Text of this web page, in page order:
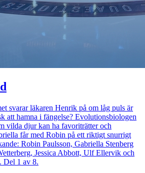
svarar läkaren Henrik på om låg puls är
att hamna i fängelse? Evolutionsbiologen
vilda djur kan ha favoriträtter och
får med Robin på ett riktigt snurrigt
Robin Paulsson, Gabriella Stenberg
Jessica Abbott, Ulf Ellervik och
Del 1 av 8.